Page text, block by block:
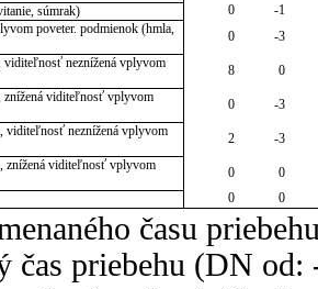
súmrak)
0
-1
poveter. podmienok (hmla,
0
-3
viditeľnosť neznížená vplyvom
8
0
znížená viditeľnosť vplyvom
0
-3
viditeľnosť neznížená vplyvom
2
-3
znížená viditeľnosť vplyvom
0
0
0 0
času
čas priebehu (DN